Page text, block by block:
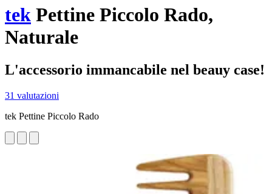
tek Pettine Piccolo Rado,
Naturale
L'accessorio immancabile nel beauy case!
31 valutazioni
tek Pettine Piccolo Rado